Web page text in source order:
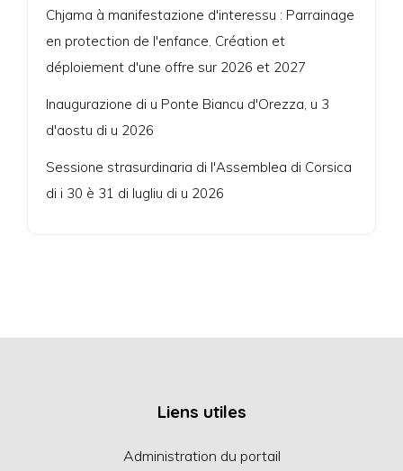
Chjama à manifestazione d'interessu : Parrainage
en protection de l'enfance. Création et
déploiement d'une offre sur 2026 et 2027
Inaugurazione di u Ponte Biancu d'Orezza, u 3
d'aostu di u 2026
Sessione strasurdinaria di l'Assemblea di Corsica
di i 30 è 31 di lugliu di u 2026
Liens utiles
Administration du portail